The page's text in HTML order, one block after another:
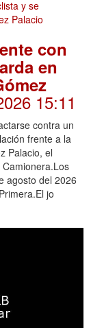
con
en
15:11
contra un
frente a la
Palacio, el
agosto del 2026
jo